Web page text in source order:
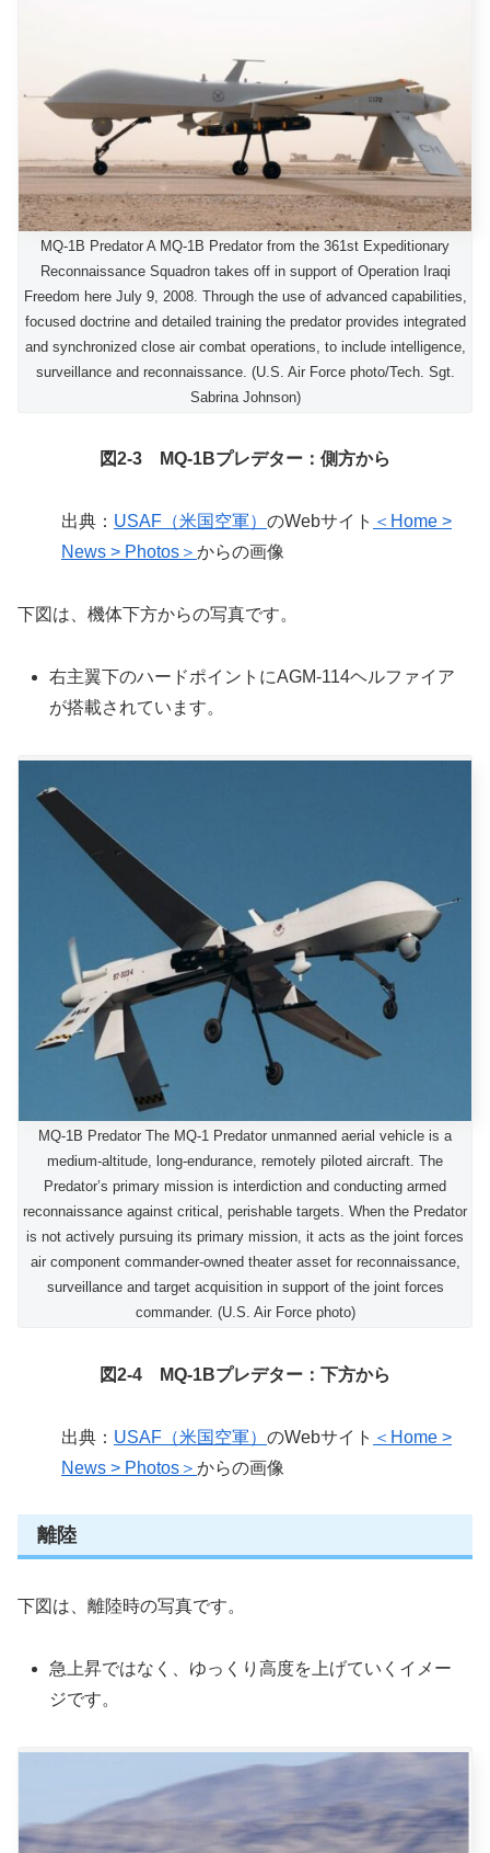
MQ-1B Predator A MQ-1B Predator from the 361st Expeditionary
Reconnaissance Squadron takes off in support of Operation Iraqi
Freedom here July 9, 2008. Through the use of advanced capabilities,
focused doctrine and detailed training the predator provides integrated
and synchronized close air combat operations, to include intelligence,
surveillance and reconnaissance. (U.S. Air Force photo/Tech. Sgt.
Sabrina Johnson)
図2-3 MQ-1Bプレデター：側方から
出典： USAF（米国空軍） のWebサイト ＜Home >
News > Photos＞ からの画像
下図は、機体下方からの写真です。
右主翼下のハードポイントにAGM-114ヘルファイア
が搭載されています。
MQ-1B Predator The MQ-1 Predator unmanned aerial vehicle is a
medium-altitude, long-endurance, remotely piloted aircraft. The
Predator’s primary mission is interdiction and conducting armed
reconnaissance against critical, perishable targets. When the Predator
is not actively pursuing its primary mission, it acts as the joint forces
air component commander-owned theater asset for reconnaissance,
surveillance and target acquisition in support of the joint forces
commander. (U.S. Air Force photo)
図2-4 MQ-1Bプレデター：下方から
出典： USAF（米国空軍） のWebサイト ＜Home >
News > Photos＞ からの画像
離陸
下図は、離陸時の写真です。
急上昇ではなく、ゆっくり高度を上げていくイメー
ジです。